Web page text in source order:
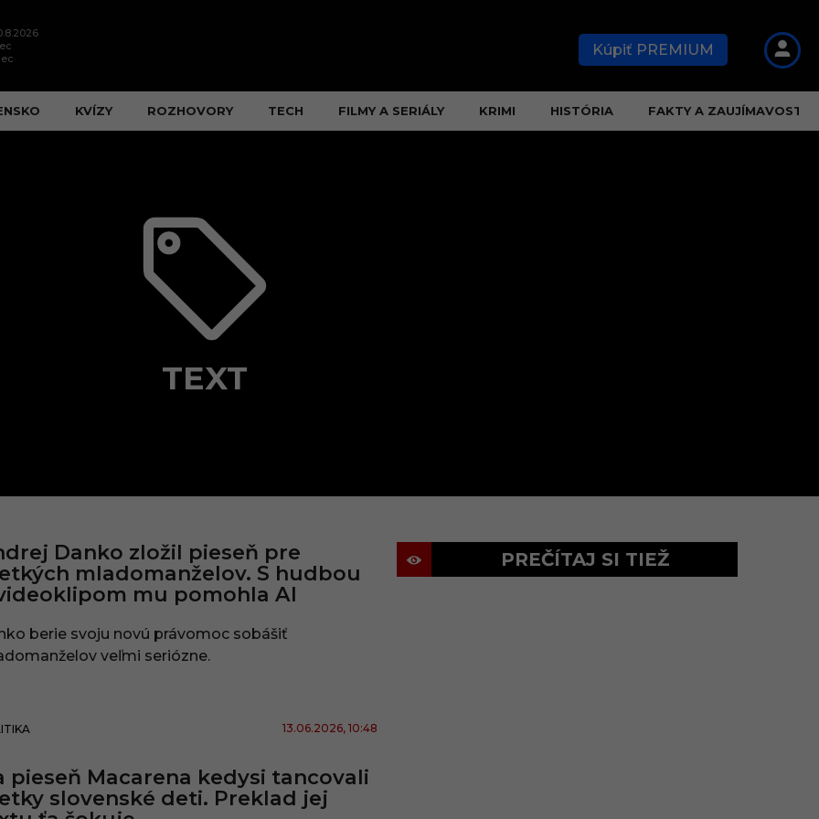
Kúpiť PREMIUM
KVÍZY ROZHOVORY TECH FILMY A SERIÁLY KRIMI HISTÓRIA FAKTY A ZAUJÍMAVOSTI
TEXT
Danko zložil pieseň pre
mladomanželov. S hudbou
mu pomohla AI
berie svoju novú právomoc sobášiť
veľmi seriózne.
13.06.2026, 10:48
pieseň Macarena kedysi tancovali
slovenské deti. Preklad jej
PREČÍTAJ SI TIEŽ